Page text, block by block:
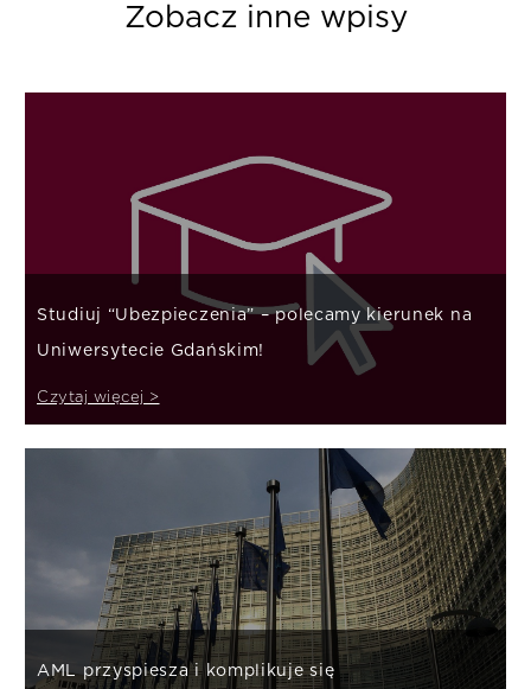
Zobacz inne wpisy
Studiuj “Ubezpieczenia” – polecamy kierunek na
Uniwersytecie Gdańskim!
Czytaj więcej >
AML przyspiesza i komplikuje się